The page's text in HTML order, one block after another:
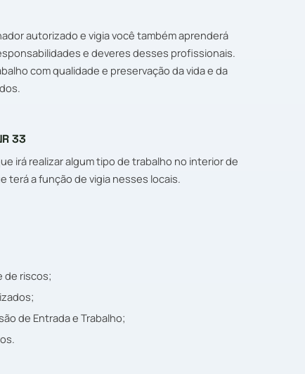
autorizado e vigia você também aprenderá
e deveres desses profissionais.
com qualidade e preservação da vida e da
33
irá realizar algum tipo de trabalho no interior de
terá a função de vigia nesses locais.
de riscos;
de Entrada e Trabalho;